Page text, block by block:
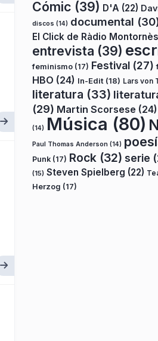
Cómic (39) D'A (22)
discos (14) documental
El Click de Ràdio Montornès
entrevista (39)
feminismo (17) Festival (27)
HBO (24) In-Edit (18) Lars von
literatura (33)
(29) Martin Scorsese (24)
(14) Música (80)
Paul Thomas Anderson (14)
Punk (17) Rock (32) serie
(15) Steven Spielberg (22)
Herzog (17)